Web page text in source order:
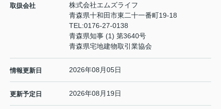
取扱会社
株式会社エムズライフ
青森県十和田市東二十一番町19-18
TEL:0176-27-0138
青森県知事 (1) 第3640号
青森県宅地建物取引業協会
情報更新日 2026年08月05日
更新予定日 2026年08月19日